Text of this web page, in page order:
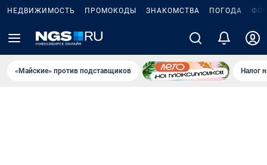
НЕДВИЖИМОСТЬ ПРОМОКОДЫ ЗНАКОМСТВА ПОГОДА
«Майские» против подставщиков Налог